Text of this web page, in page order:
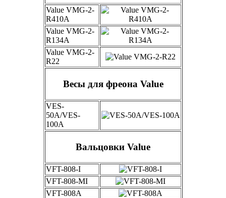
Value VMG-2-
R410A
Value VMG-2-
R134A
Value VMG-2-
R22
Весы для фреона Value
VES-
50A/VES-
100A
Вальцовки Value
VFT-808-I
VFT-808-MI
VFT-808А